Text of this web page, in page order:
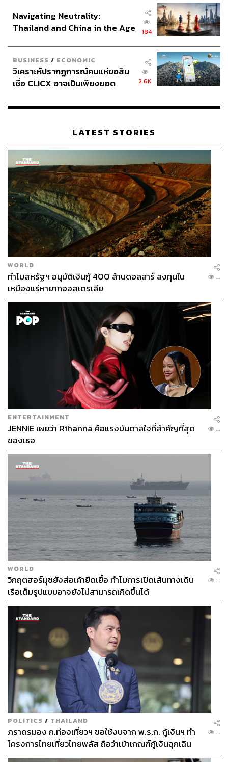
Navigating Neutrality:
Thailand and China in the Age
184
BUSINESS / ECONOMIC
วิเคราะห์ปรากฏการณ์คนแห่ขอสิน
เชื่อ CLICX อาจเป็นเพียงยอด
เรือนไทยที่ถูกซุกไว้
2.6K
LATEST STORIES
WORLD
ทำไมสหรัฐฯ อนุมัติเงินกู้ 400 ล้านดอลลาร์ ลงทุนใน
เหมืองแร่หายากออสเตรเลีย
...
ENTERTAINMENT
JENNIE เผยว่า Rihanna คือแรงบันดาลใจที่สำคัญที่สุด
ของเธอ
...
WORLD
วิกฤตฮอร์มุซยังส่อเค้ายืดเยื้อ ทำไมการเปิดเส้นทางเดิน
เรือเต็มรูปแบบอาจยังไม่สามารถเกิดขึ้นได้
...
POLITICS / THAILAND
ภราดรมอง ก.ท่องเที่ยวฯ ขอใช้งบจาก พ.ร.ก. กู้เงินฯ ทำ
โครงการไทยเที่ยวไทยพลัส ถือว่าเข้าเกณฑ์กู้เงินฉุกเฉิน
...